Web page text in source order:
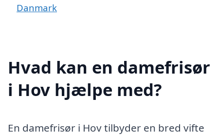
Danmark
Hvad kan en damefrisør
i Hov hjælpe med?
En damefrisør i Hov tilbyder en bred vifte